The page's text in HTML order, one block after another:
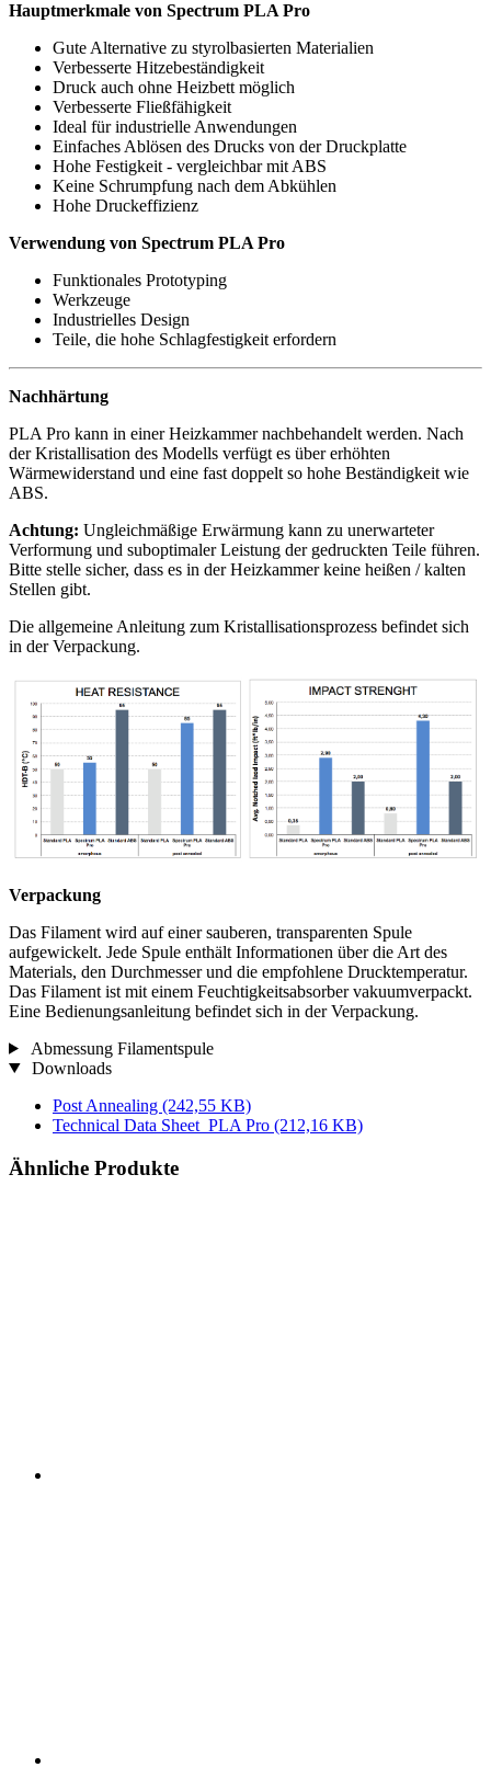
Hauptmerkmale von Spectrum PLA Pro
Gute Alternative zu styrolbasierten Materialien
Verbesserte Hitzebeständigkeit
Druck auch ohne Heizbett möglich
Verbesserte Fließfähigkeit
Ideal für industrielle Anwendungen
Einfaches Ablösen des Drucks von der Druckplatte
Hohe Festigkeit - vergleichbar mit ABS
Keine Schrumpfung nach dem Abkühlen
Hohe Druckeffizienz
Verwendung von Spectrum PLA Pro
Funktionales Prototyping
Werkzeuge
Industrielles Design
Teile, die hohe Schlagfestigkeit erfordern
Nachhärtung
PLA Pro kann in einer Heizkammer nachbehandelt werden. Nach
der Kristallisation des Modells verfügt es über erhöhten
Wärmewiderstand und eine fast doppelt so hohe Beständigkeit wie
ABS.
Achtung: Ungleichmäßige Erwärmung kann zu unerwarteter
Verformung und suboptimaler Leistung der gedruckten Teile führen.
Bitte stelle sicher, dass es in der Heizkammer keine heißen / kalten
Stellen gibt.
Die allgemeine Anleitung zum Kristallisationsprozess befindet sich
in der Verpackung.
Verpackung
Das Filament wird auf einer sauberen, transparenten Spule
aufgewickelt. Jede Spule enthält Informationen über die Art des
Materials, den Durchmesser und die empfohlene Drucktemperatur.
Das Filament ist mit einem Feuchtigkeitsabsorber vakuumverpackt.
Eine Bedienungsanleitung befindet sich in der Verpackung.
Abmessung Filamentspule
Downloads
Post Annealing (242,55 KB)
Technical Data Sheet_PLA Pro (212,16 KB)
Ähnliche Produkte